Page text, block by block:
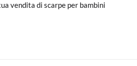
vendita di scarpe per bambini